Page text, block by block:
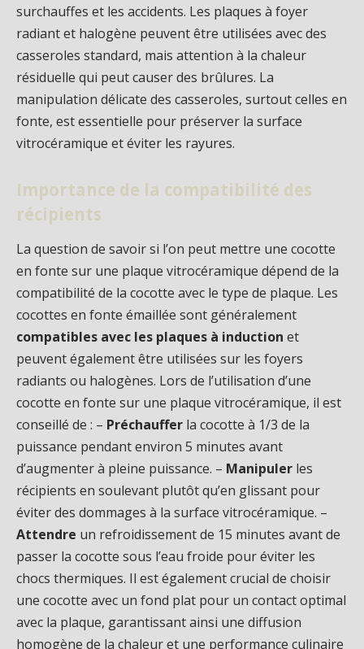
surchauffes et les accidents. Les plaques à foyer
radiant et halogène peuvent être utilisées avec des
casseroles standard, mais attention à la chaleur
résiduelle qui peut causer des brûlures. La
manipulation délicate des casseroles, surtout celles en
fonte, est essentielle pour préserver la surface
vitrocéramique et éviter les rayures.
Importance de la compatibilité des
récipients
La question de savoir si l’on peut mettre une cocotte
en fonte sur une plaque vitrocéramique dépend de la
compatibilité de la cocotte avec le type de plaque. Les
cocottes en fonte émaillée sont généralement
compatibles avec les plaques à induction et
peuvent également être utilisées sur les foyers
radiants ou halogènes. Lors de l’utilisation d’une
cocotte en fonte sur une plaque vitrocéramique, il est
conseillé de : – Préchauffer la cocotte à 1/3 de la
puissance pendant environ 5 minutes avant
d’augmenter à pleine puissance. – Manipuler les
récipients en soulevant plutôt qu’en glissant pour
éviter des dommages à la surface vitrocéramique. –
Attendre un refroidissement de 15 minutes avant de
passer la cocotte sous l’eau froide pour éviter les
chocs thermiques. Il est également crucial de choisir
une cocotte avec un fond plat pour un contact optimal
avec la plaque, garantissant ainsi une diffusion
homogène de la chaleur et une performance culinaire